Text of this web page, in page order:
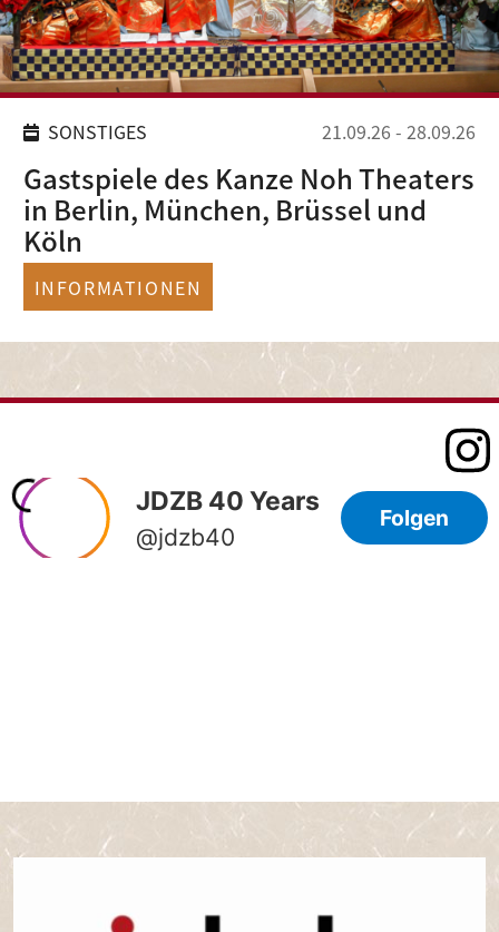
SONSTIGES 21.09.26 - 28.09.26
Gastspiele des Kanze Noh Theaters
in Berlin, München, Brüssel und
Köln
INFORMATIONEN
STARTSEITE